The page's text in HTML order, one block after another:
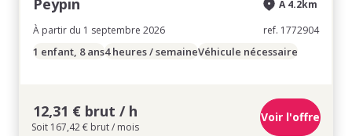
Peypin
À partir du 1 septembre 2026
À 4.2km
ref. 1772904
1 enfant, 8 ans4 heures / semaineVéhicule nécessaire
12,31 € brut / h
Soit 167,42 € brut / mois
Voir l'offre